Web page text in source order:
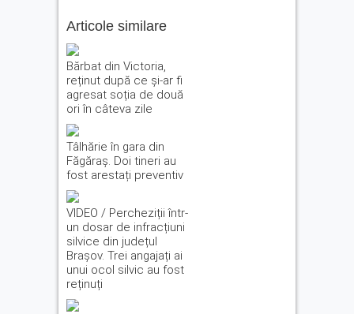
Articole similare
Bărbat din Victoria,
reținut după ce și-ar fi
agresat soția de două
ori în câteva zile
Tâlhărie în gara din
Făgăraș. Doi tineri au
fost arestați preventiv
VIDEO / Percheziții într-
un dosar de infracțiuni
silvice din județul
Brașov. Trei angajați ai
unui ocol silvic au fost
reținuți